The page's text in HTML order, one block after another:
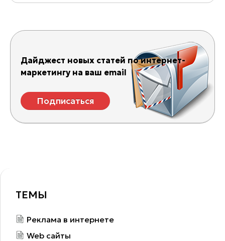
Дайджест новых статей по интернет-
маркетингу на ваш email
Подписаться
ТЕМЫ
Реклама в интернете
Web сайты